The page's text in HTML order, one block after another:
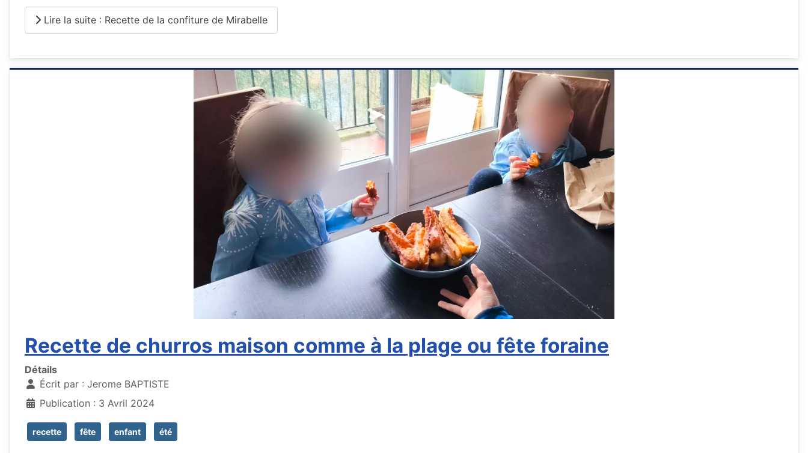
Lire la suite : Recette de la confiture de Mirabelle
Recette de churros maison comme à la plage ou fête foraine
Détails
Écrit par : Jerome BAPTISTE
Publication : 3 Avril 2024
recette fête enfant été